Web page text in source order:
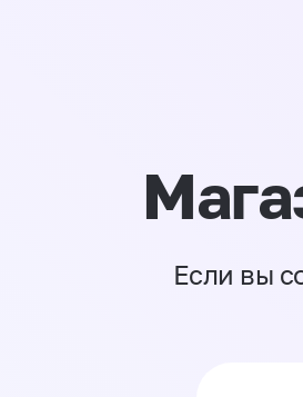
Если вы